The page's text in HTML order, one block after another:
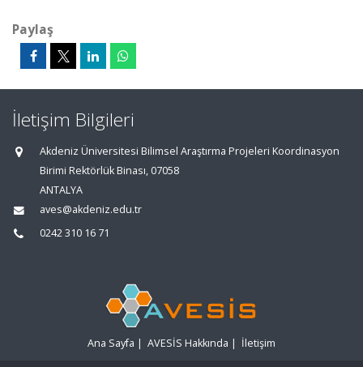
Paylaş
İletişim Bilgileri
Akdeniz Üniversitesi Bilimsel Araştırma Projeleri Koordinasyon
Birimi Rektörlük Binası, 07058
ANTALYA
aves@akdeniz.edu.tr
0242 310 16 71
Ana Sayfa | AVESİS Hakkında | İletişim